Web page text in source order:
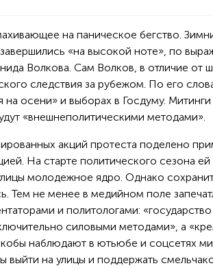
на паническое бегство.
«на высокой ноте», по
Волкова. Сам Волков, в отличие от
следствия за рубежом. По его
осени» и выборах в Госдуму.
«внешнеполитическими методами».
акций протеста поделено
На старте политического сезона ей
молодежное ядро. Однако
Тем не менее в медийном поле
и политологами: «государство
силовыми методами», а
наблюдают в ютьюбе и соцсетях
выйти на улицы и поддержать